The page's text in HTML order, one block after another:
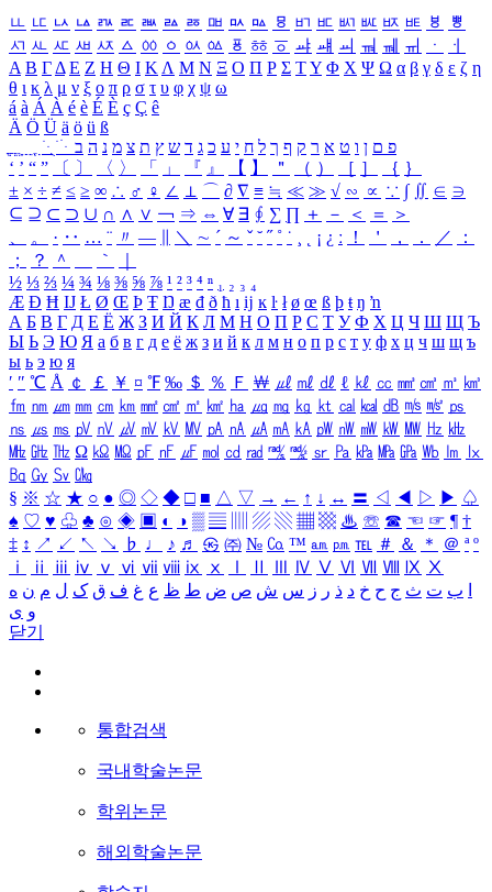
ㅥ ㅦ ㅧ ㅨ ㅩ ㅪ ㅫ ㅬ ㅭ ㅮ ㅯ ㅰ ㅱ ㅲ ㅳ ㅴ ㅵ ㅶ ㅷ ㅸ
ㅹ
ㅺ ㅻ ㅼ ㅽ ㅾ ㅿ ㆀ ㆁ ㆂ ㆃ ㆄ ㆅ ㆆ ㆇ ㆈ ㆉ ㆊ ㆋ ㆌ ㆍ
ㆎ
Α Β ΓΔ Ε Ζ Η Θ Ι ΚΛ Μ Ν Ξ Ο Π Ρ Σ ΤΥ Φ Χ Ψ Ω α β γ δ ε ζ η
θ ι κ λ μ ν ξ ο π ρ σ τ υ φ χ ψ ω
á à Á À é è É È ç Ç ê
Ä Ö Ü ä ö ü ß
ִֶֹ ֻּ ׁׂ פ ם ן ו ט א ר ק ף ך ל ח י ע כ ג ד ש ץ ת צ מ נ ה ב
‘ ’ “ ” 〔 〕 〈 〉 「 」 『 』 【 】 ＂ （ ） ［ ］ ｛ ｝
± × ÷ ≠ ≤ ≥ ∞ ∴ ♂ ♀ ∠ ⊥ ⌒ ∂ ∇ ≡ ≒ ≪ ≫ √ ∽ ∝ ∵ ∫ ∬ ∈ ∋
⊆ ⊇ ⊂ ⊃ ∪ ∩ ∧ ∨ ￢ ⇒ ⇔ ∀ ∃ ∮ ∑ ∏ ＋ － ＜ ＝
＞
、
。 · ‥ … ¨ 〃 ― ＼ ∼ ´ ～ ˇ ˘ ˝ ˚ ˙ ¸ ¡ ¿ ː ！ ＇ ， ． ／
：
；
？ ＾ ｀
½ ⅓ ⅔ ¼ ¾ ⅛ ⅜ ⅝ ⅞ ¹ ² ³ ⁴ ⁿ ₁ ₂ ₃ ₄
Æ Ð Ħ Ĳ Ł Ø Œ Þ Ŧ Ŋ æ đ ð ħ ı ĳ ĸ ŀ ł ø œ ß þ ŧ ŋ ŉ
А Б В Г Д Е Ё Ж З И Й К Л М Н О П Р С Т У Ф Х Ц Ч Ш Щ Ъ
Ы Ь Э Ю Я а б в г д е ё ж з и й к л м н о п р с т у ф х ц ч ш щ ъ
ы ь э ю я
′ ″ ℃ Å ￠ ￡ ￥ ¤ ℉ ‰ ＄ ％ Ｆ ￦ ㎕ ㎖ ㎗ ℓ ㎘ ㏄ ㎣ ㎤ ㎥ ㎦
㎙ ㎚ ㎛ ㎜ ㎝ ㎞ ㎟ ㎠ ㎡ ㎢ ㏊ ㎍ ㎎ ㎏ ㏏ ㎈ ㎉ ㏈ ㎧ ㎨ ㎰
㎱ ㎲ ㎳ ㎴ ㎵ ㎶ ㎷ ㎸ ㎹ ㎀ ㎁ ㎂ ㎃ ㎄ ㎺ ㎻ ㎽ ㎾ ㎿ ㎐ ㎑
㎒ ㎓ ㎔ Ω ㏀ ㏁ ㎊ ㎋ ㎌ ㏖ ㏅ ㎭ ㎮ ㎯ ㏛ ㎩ ㎪ ㎫ ㎬ ㏝ ㏐
㏓
㏃ ㏉ ㏜ ㏆
§ ※ ☆ ★ ○ ● ◎ ◇ ◆ □ ■ △ ▽ → ← ↑ ↓ ↔ 〓 ◁ ◀ ▷ ▶ ♤
♠ ♡ ♥ ♧ ♣ ⊙ ◈ ▣ ◐ ◑ ▒ ▤ ▨ ▧ ▦ ▩ ♨ ☏ ☎ ☜ ☞ ¶ †
‡ ↕ ↗ ↙ ↖ ↘ ♭ ♩ ♪ ♬ ㉿ ㈜ № ㏇ ™ ㏂ ㏘ ℡ ＃ ＆ ＊ ＠ ª º
ⅰ
ⅱ ⅲ ⅳ ⅴ ⅵ ⅶ ⅷ ⅸ ⅹ Ⅳ Ⅴ Ⅵ Ⅶ Ⅷ Ⅸ Ⅹ
ب ت ث ج ح خ د ذ ر ز س ش ص ض ط ظ ع غ ف ق ک ل م ن ه
و ی
닫기
통합검색
국내학술논문
학위논문
해외학술논문